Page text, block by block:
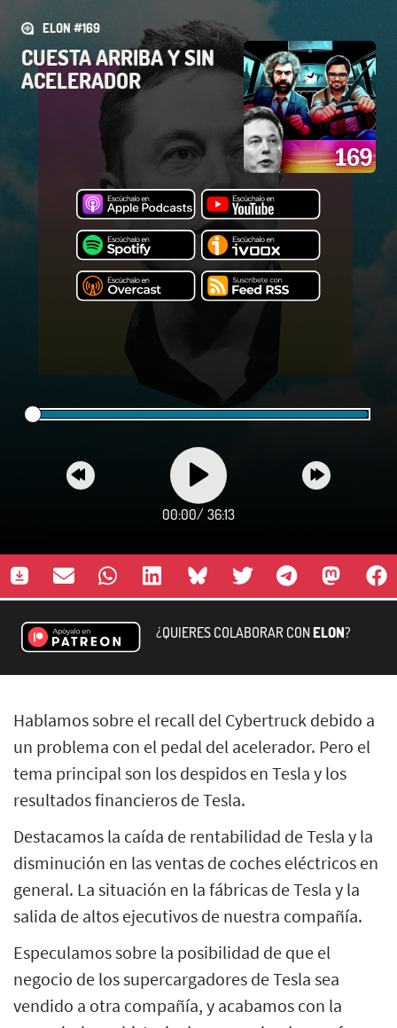
ELON #169
CUESTA ARRIBA Y SIN
ACELERADOR
00:00/ 36:13
¿QUIERES COLABORAR CONELON?
Hablamos sobre el recall del Cybertruck debido a
un problema con el pedal del acelerador. Pero el
tema principal son los despidos en Tesla y los
resultados financieros de Tesla.
Destacamos la caída de rentabilidad de Tesla y la
disminución en las ventas de coches eléctricos en
general. La situación en la fábricas de Tesla y la
salida de altos ejecutivos de nuestra compañía.
Especulamos sobre la posibilidad de que el
negocio de los supercargadores de Tesla sea
vendido a otra compañía, y acabamos con la